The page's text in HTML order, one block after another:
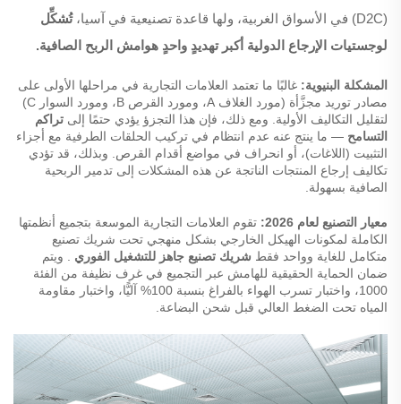
(D2C) في الأسواق الغربية، ولها قاعدة تصنيعية في آسيا،
تُشكِّل
لوجستيات الإرجاع الدولية أكبر تهديدٍ واحدٍ هوامش الربح الصافية.
المشكلة البنيوية: غالبًا ما تعتمد العلامات التجارية في مراحلها الأولى على
مصادر توريد مجزَّأة (مورد الغلاف A، ومورد القرص B، ومورد السوار C)
لتقليل التكاليف الأولية. ومع ذلك، فإن هذا التجزؤ يؤدي حتمًا إلى تراكم
التسامح — ما ينتج عنه عدم انتظام في تركيب الحلقات الطرفية مع أجزاء
التثبيت (اللاغات)، أو انحراف في مواضع أقدام القرص. وبذلك، قد تؤدي
تكاليف إرجاع المنتجات الناتجة عن هذه المشكلات إلى تدمير الربحية
الصافية بسهولة.
معيار التصنيع لعام 2026:
تقوم العلامات التجارية الموسعة بتجميع أنظمتها
الكاملة لمكونات الهيكل الخارجي بشكل منهجي تحت شريك تصنيع
متكامل للغاية وواحد فقط شريك تصنيع جاهز للتشغيل الفوري
. ويتم
ضمان الحماية الحقيقية للهامش عبر التجميع في غرف نظيفة من الفئة
1000، واختبار تسرب الهواء بالفراغ بنسبة 100% آليًّا، واختبار مقاومة
المياه تحت الضغط العالي قبل شحن البضاعة.